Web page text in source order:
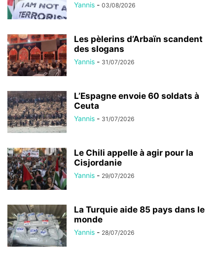
Yannis - 03/08/2026
Les pèlerins d’Arbaïn scandent
des slogans
Yannis - 31/07/2026
L’Espagne envoie 60 soldats à
Ceuta
Yannis - 31/07/2026
Le Chili appelle à agir pour la
Cisjordanie
Yannis - 29/07/2026
La Turquie aide 85 pays dans le
monde
Yannis - 28/07/2026